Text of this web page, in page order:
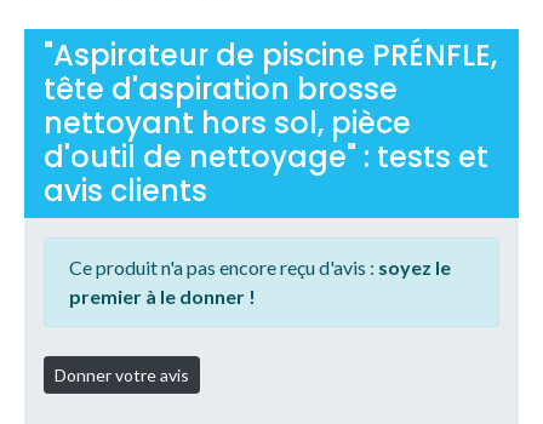
"Aspirateur de piscine PRÉNFLE,
tête d'aspiration brosse
nettoyant hors sol, pièce
d'outil de nettoyage" : tests et
avis clients
Ce produit n'a pas encore reçu d'avis : soyez le
premier à le donner !